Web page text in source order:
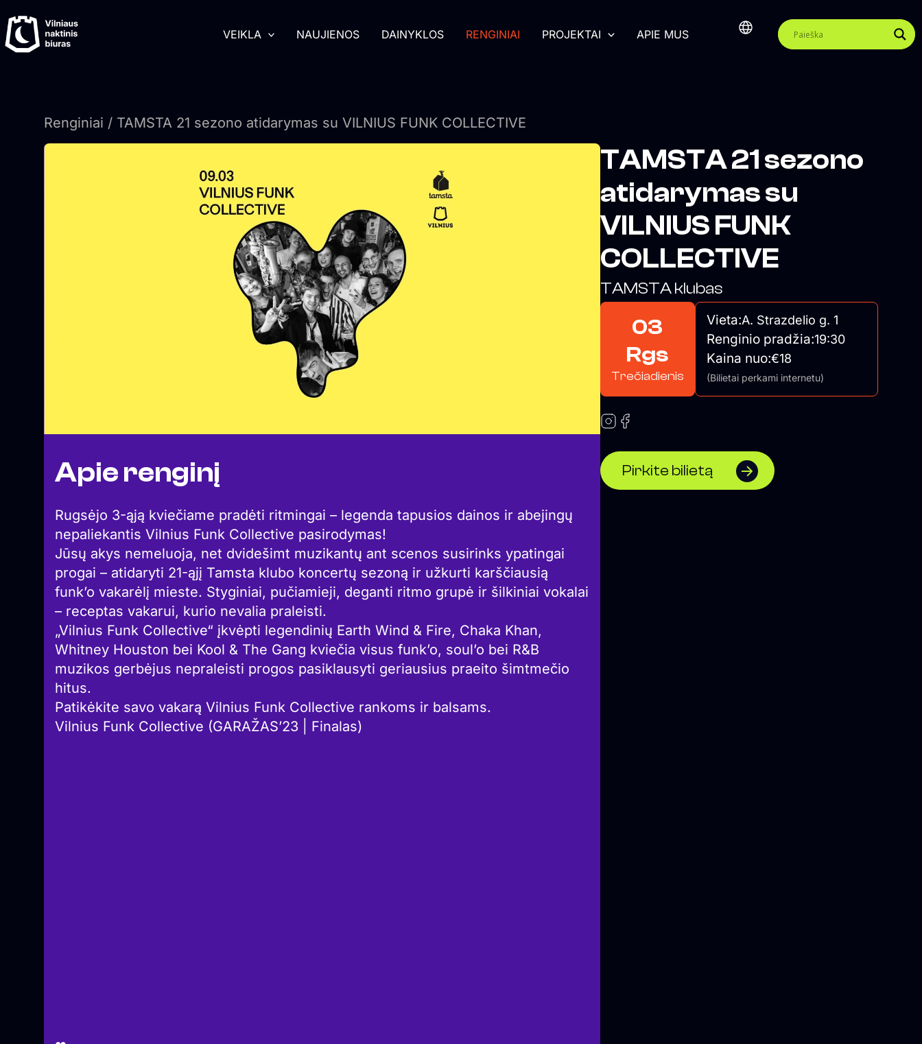
prie
turinio
VEIKLA NAUJIENOS DAINYKLOS RENGINIAI PROJEKTAI APIE MUS
Renginiai / TAMSTA 21 sezono atidarymas su VILNIUS FUNK COLLECTIVE
Apie renginį
Rugsėjo 3-ąją kviečiame pradėti ritmingai – legenda tapusios dainos ir abejingų
nepaliekantis Vilnius Funk Collective pasirodymas!
Jūsų akys nemeluoja, net dvidešimt muzikantų ant scenos susirinks ypatingai
progai – atidaryti 21-ąjį Tamsta klubo koncertų sezoną ir užkurti karščiausią
funk’o vakarėlį mieste. Styginiai, pučiamieji, deganti ritmo grupė ir šilkiniai vokalai
– receptas vakarui, kurio nevalia praleisti.
„Vilnius Funk Collective“ įkvėpti legendinių Earth Wind & Fire, Chaka Khan,
Whitney Houston bei Kool & The Gang kviečia visus funk’o, soul’o bei R&B
muzikos gerbėjus nepraleisti progos pasiklausyti geriausius praeito šimtmečio
hitus.
Patikėkite savo vakarą Vilnius Funk Collective rankoms ir balsams.
Vilnius Funk Collective (GARAŽAS’23 | Finalas)
TAMSTA 21 sezono
atidarymas su
VILNIUS FUNK
COLLECTIVE
TAMSTA klubas
03
Rgs
Trečiadienis
Vieta:A. Strazdelio g. 1
Renginio pradžia:19:30
Kaina nuo:€18
(Bilietai perkami internetu)
Pirkite bilietą